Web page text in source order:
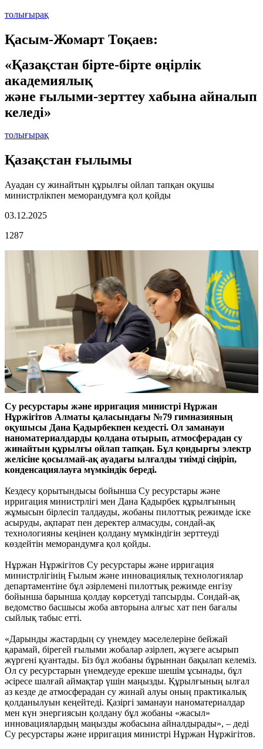
толығырақ
Қасым-Жомарт Тоқаев:
«Қазақстан бірте-бірте өңірлік
академиялық
және ғылыми-зерттеу хабына айналып
келеді»
толығырақ
Қазақстан ғылымы
Ауадан су жинайтын құрылғы ойлап тапқан оқушы
министрлікпен меморандумға қол қойды
03.12.2025
1287
Су ресурстары және ирригация министрі Нұржан
Нұржігітов Алматы қаласындағы №79 гимназияның
оқушысы Дана Қадырбекпен кездесті. Ол заманауи
наноматериалдарды қолдана отырып, атмосферадан су
жинайтын құрылғы ойлап тапқан. Бұл қондырғы электр
желісіне қосылмай-ақ ауадағы ылғалды тиімді сіңіріп,
конденсациялауға мүмкіндік береді.
Кездесу қорытындысы бойынша Су ресурстары және
ирригация министрлігі мен Дана Қадырбек құрылғының
жұмысын бірлесіп талдауды, жобаны пилоттық режимде іске
асыруды, ақпарат пен деректер алмасуды, сондай-ақ
технологияны кеңінен қолдану мүмкіндігін зерттеуді
көздейтін меморандумға қол қойды.
Нұржан Нұржігітов Су ресурстары және ирригация
министрлігінің Ғылым және инновациялық технологиялар
департаментіне бұл әзірлемені пилоттық режимде енгізу
бойынша барынша қолдау көрсетуді тапсырды. Сондай-ақ
ведомство басшысы жоба авторына алғыс хат пен бағалы
сыйлық табыс етті.
«Дарынды жастардың су үнемдеу мәселелеріне бейжай
қарамай, бірегей ғылыми жобалар әзірлеп, жүзеге асырып
жүргені қуантады. Біз бұл жобаны бұрыннан бақылап келеміз.
Ол су ресурстарын үнемдеуде ерекше шешім ұсынады, бұл
әсіресе шалғай аймақтар үшін маңызды. Құрылғының ылғал
аз кезде де атмосферадан су жинай алуы оның практикалық
қолданылуын кеңейтеді. Қазіргі заманауи наноматериалдар
мен күн энергиясын қолдану бұл жобаны «жасыл»
инновациялардың маңызды жобасына айналдырады», – деді
Су ресурстары және ирригация министрі Нұржан Нұржігітов.